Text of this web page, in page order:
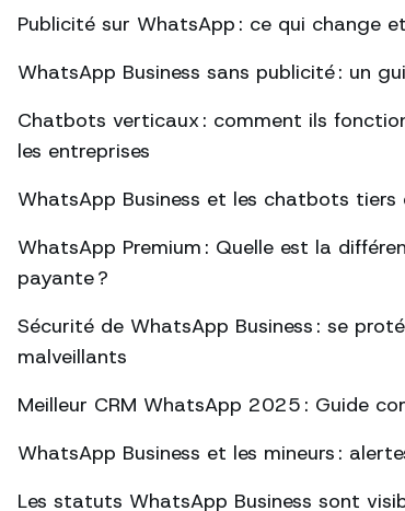
Publicité sur WhatsApp : ce qui change
WhatsApp Business sans publicité : un
Chatbots verticaux : comment ils
les entreprises
WhatsApp Business et les chatbots tiers
WhatsApp Premium : Quelle est la
payante ?
Sécurité de WhatsApp Business : se
malveillants
Meilleur CRM WhatsApp 2025 : Guide
WhatsApp Business et les mineurs :
Les statuts WhatsApp Business sont